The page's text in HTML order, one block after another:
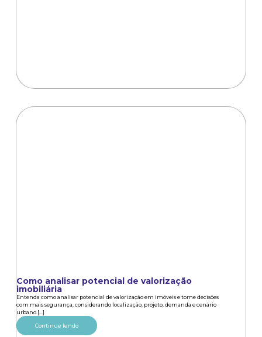
Como analisar potencial de valorização
imobiliária
Entenda como analisar potencial de valorização em imóveis e tome decisões
com mais segurança, considerando localização, projeto, demanda e cenário
urbano.[...]
Continue lendo